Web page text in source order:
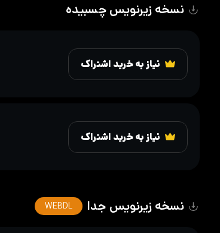
نسخه زیرنویس چسبیده
نیاز به خرید اشتراک
نیاز به خرید اشتراک
نسخه زیرنویس جدا WEBDL